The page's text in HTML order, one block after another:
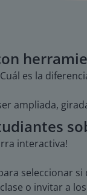
es la
ampliada,
interactiva!
seleccionar
o invitar a